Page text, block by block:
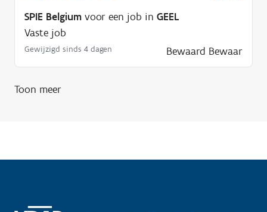
o
d
SPIE Belgium voor een job in GEEL
Vaste job
Gewijzigd sinds 4 dagen Bewaard Bewaar
Toon meer